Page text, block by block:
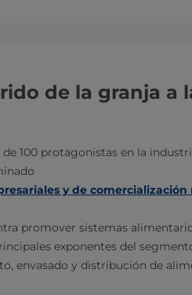
de la granja a
100 protagonistas en la
y de comercialización
promover sistemas
exponentes del
envasado y distribución de